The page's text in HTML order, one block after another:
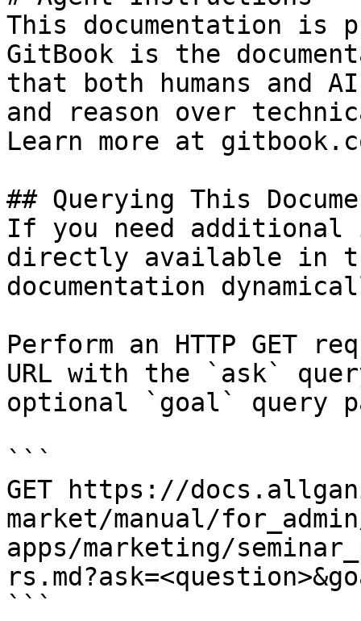
This documentation is
GitBook is the
that both humans and
and reason over
Learn more at
## Querying This
If you need
directly available in
documentation
Perform an HTTP GET
URL with the `ask`
optional `goal` query
```
GET https://
market/manual/
apps/marketing/
```